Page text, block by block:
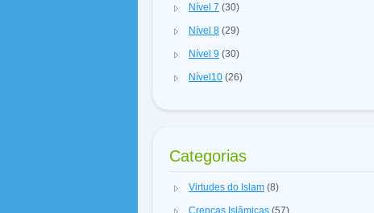
Nível 7 (30)
Nível 8 (29)
Nível 9 (30)
Nível10 (26)
Categorias
Virtudes do Islam (8)
Crenças Islâmicas (57)